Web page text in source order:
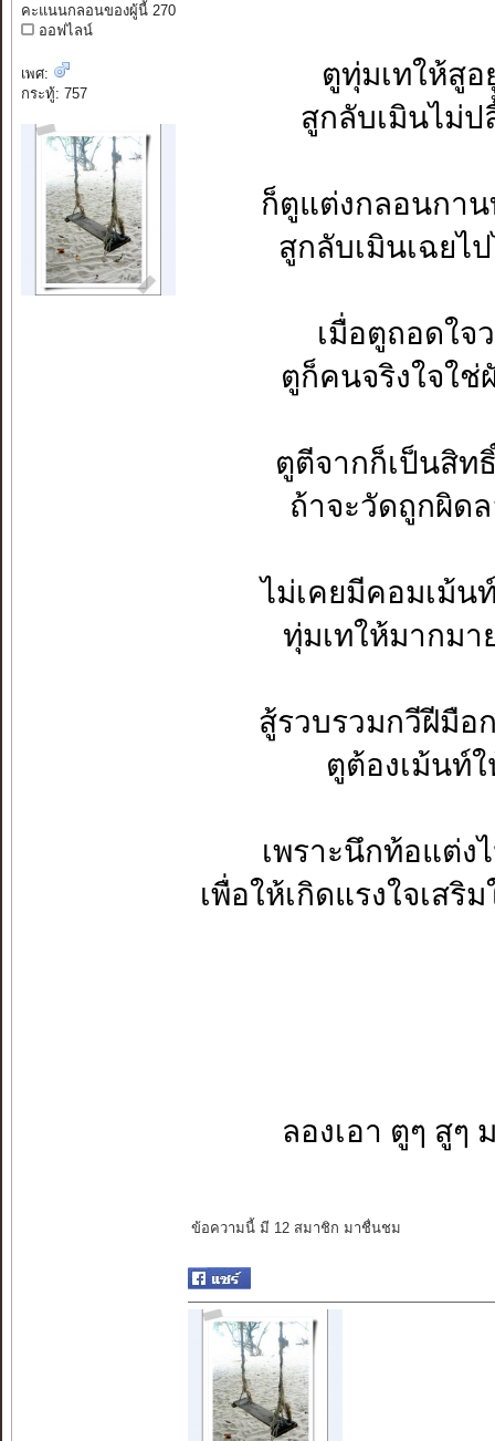
คะแนนกลอนของผู้นี้ 270
ออฟไลน์
เพศ:
กระทู้: 757
ตูทุ่มเทให้สู
สูกลับเมินไม่
ก็ตูแต่งกลอนกา
สูกลับเมินเฉย
เมื่อตูถอดใ
ตูก็คนจริงใจใ
ตูตีจากก็เป็นสิท
ถ้าจะวัดถูกผิ
ไม่เคยมีคอมเม้น
ทุ่มเทให้มากม
สู้รวบรวมกวีฝีมื
ตูต้องเม้นท์
เพราะนึกท้อแต่
เพื่อให้เกิดแรงใจเส
ลองเอา ตูๆ สู
ข้อความนี้ มี 12 สมาชิก มาชื่นชม